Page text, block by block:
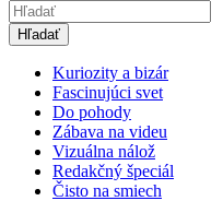
Hľadať
Kuriozity a bizár
Fascinujúci svet
Do pohody
Zábava na videu
Vizuálna nálož
Redakčný špeciál
Čisto na smiech